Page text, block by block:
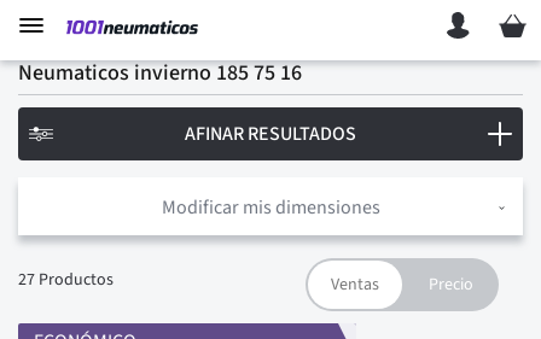
Mi
Neumaticos invierno 185 75 16
Modificar mis dimensiones
27 Productos
AFINAR RESULTADOS